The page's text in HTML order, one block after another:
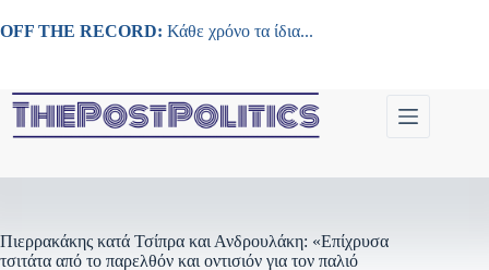
στο
OFF THE RECORD: Κάθε χρόνο τα ίδια...
Πιερρακάκης κατά Τσίπρα και Ανδρουλάκη: «Επίχρυσα
τσιτάτα από το παρελθόν και οντισιόν για τον παλιό